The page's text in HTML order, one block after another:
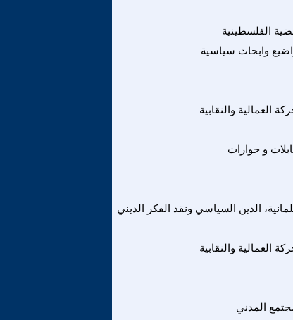
الفلسطينية
وابحاث سياسية
العمالية والنقابية
و حوارات
الدين السياسي ونقد الفكر الديني
العمالية والنقابية
المدني